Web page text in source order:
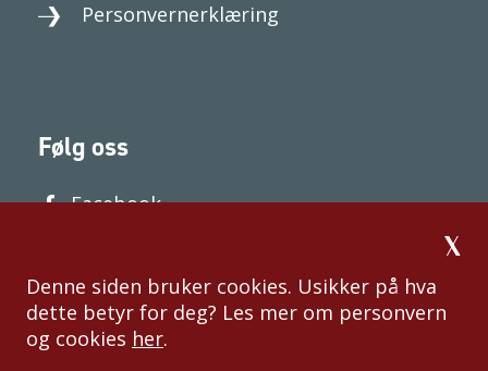
Denne siden bruker cookies. Usikker på hva
dette betyr for deg? Les mer om personvern
og cookies her.
Personvernerklæring
Følg oss
Facebook